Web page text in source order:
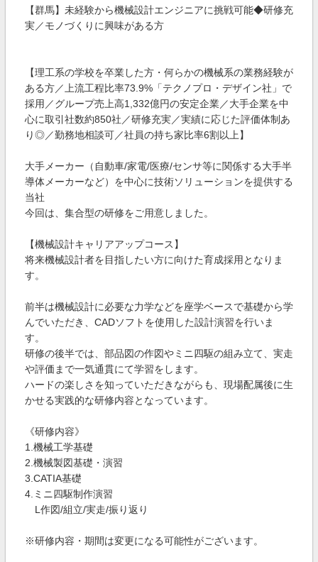
【群馬】未経験から機械設計エンジニアに挑戦可能◆研修充
実／モノづくりに興味がある方
【理工系の学校を卒業した方・何らかの機械系の業務経験が
ある方／上流工程比率73.9%「テクノプロ・デザイン社」で
採用／グループ売上高1,332億円の安定企業／大手企業を中
心に取引社数約850社／研修充実／実績に応じた評価体制あ
り◎／勤務地相談可／社員の持ち家比率6割以上】
大手メーカー（自動車/家電/医療/センサ等に関係する大手半
導体メーカーなど）を中心に技術ソリューションを提供する
当社
今回は、集合型の研修をご用意しました。
【機械設計キャリアアップコース】
将来機械設計者を目指したい方に向けた育成採用となりま
す。
前半は機械設計に必要な力学などを座学ベースで基礎から学
んでいただき、CADソフトを使用した設計演習を行いま
す。
研修の後半では、部品図の作図やミニ四駆の組み立て、実走
や評価まで一気通貫にて学習をします。
ハードの楽しさを知っていただきながらも、現場配属後に生
かせる実践的な研修内容となっています。
《研修内容》
1.機械工学基礎
2.機械製図基礎・演習
3.CATIA基礎
4.ミニ四駆制作演習
L作図/組立/実走/振り返り
※研修内容・期間は変更になる可能性がございます。